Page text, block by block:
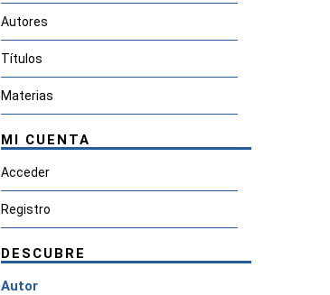
Autores
Títulos
Materias
MI CUENTA
Acceder
Registro
DESCUBRE
Autor